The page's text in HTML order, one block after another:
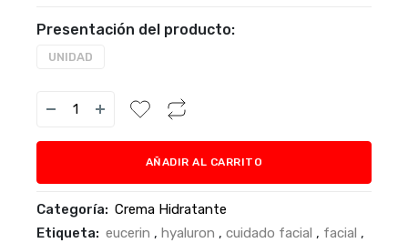
Presentación del producto:
UNIDAD
AÑADIR AL CARRITO
Categoría: Crema Hidratante
Etiqueta: eucerin , hyaluron , cuidado facial , facial ,